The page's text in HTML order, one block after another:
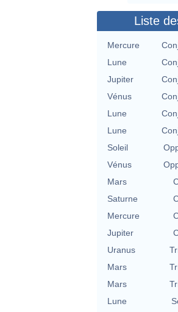
Liste
Mercure
Lune
Jupiter
Vénus
Lune
Lune
Soleil
Vénus
Mars
Saturne
Mercure
Jupiter
Uranus
Mars
Mars
Lune